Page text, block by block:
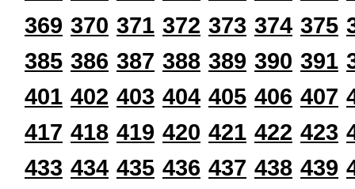
369 370 371 372 373 374 375
385 386 387 388 389 390 391
401 402 403 404 405 406 407
417 418 419 420 421 422 423
433 434 435 436 437 438 439